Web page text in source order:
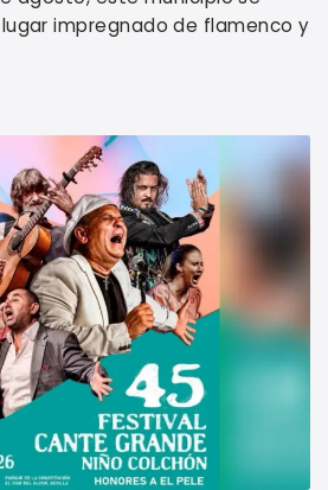
impregnado de flamenco y